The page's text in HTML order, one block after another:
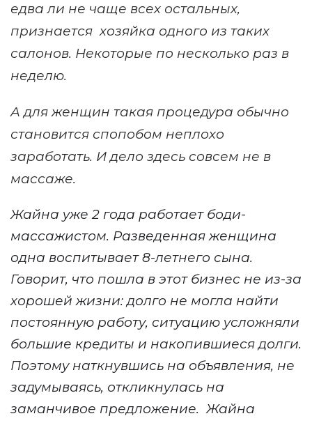
едва ли не чаще всех остальных,
признается хозяйка одного из таких
салонов. Некоторые по несколько раз в
неделю.
А для женщин такая процедура обычно
становится спопобом неплохо
заработать. И дело здесь совсем не в
массаже.
Жайна уже 2 года работает боди-
массажистом. Разведенная женщина
одна воспитывает 8-летнего сына.
Говорит, что пошла в этот бизнес не из-за
хорошей жизни: долго не могла найти
постоянную работу, ситуацию усложняли
большие кредиты и накопившиеся долги.
Поэтому наткнувшись на объявления, не
задумываясь, откликнулась на
заманчивое предложение.Жайна